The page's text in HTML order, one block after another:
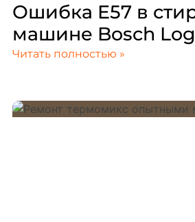
Ошибка E57 в
машине Bosch
Читать полностью »